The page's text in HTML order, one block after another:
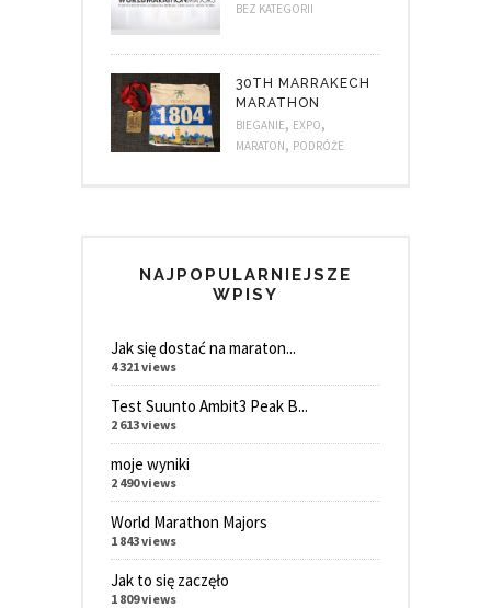
BEZ KATEGORII
30TH MARRAKECH
MARATHON
BIEGANIE, EXPO,
MARATON, PODRÓŻE
NAJPOPULARNIEJSZE
WPISY
Jak się dostać na maraton...
4 321 views
Test Suunto Ambit3 Peak B...
2 613 views
moje wyniki
2 490 views
World Marathon Majors
1 843 views
Jak to się zaczęło
1 809 views